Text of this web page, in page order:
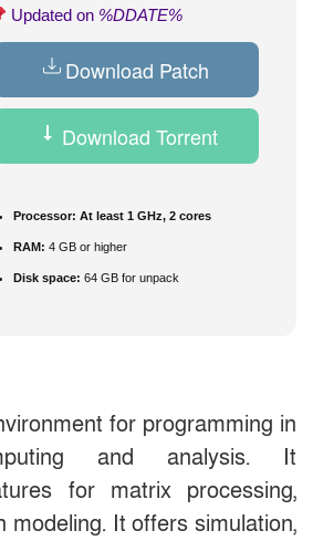
Updated on %DDATE%
Download Patch
Download Torrent
Processor: At least 1 GHz, 2 cores
RAM: 4 GB or higher
Disk space: 64 GB for unpack
for programming in
and analysis. It
for matrix processing,
modeling. It offers simulation,